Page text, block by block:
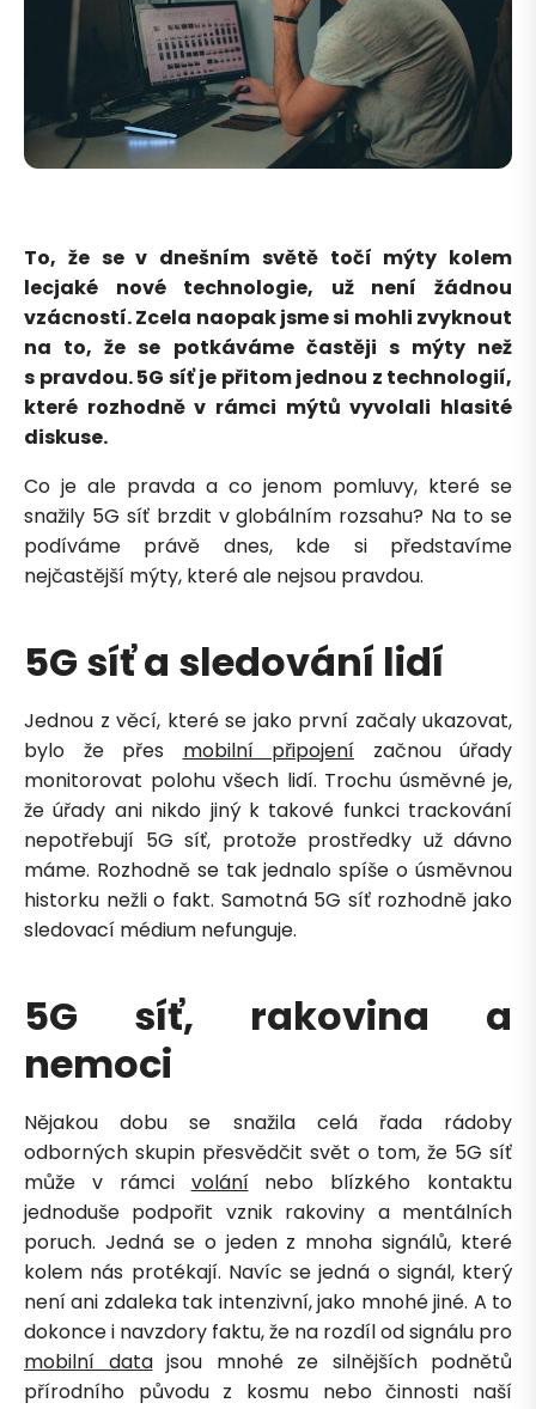
To, že se v dnešním světě točí mýty kolem
lecjaké nové technologie, už není žádnou
vzácností. Zcela naopak jsme si mohli zvyknout
na to, že se potkáváme častěji s mýty než
s pravdou. 5G síť je přitom jednou z technologií,
které rozhodně v rámci mýtů vyvolali hlasité
diskuse.
Co je ale pravda a co jenom pomluvy, které se
snažily 5G síť brzdit v globálním rozsahu? Na to se
podíváme právě dnes, kde si představíme
nejčastější mýty, které ale nejsou pravdou.
5G síť a sledování lidí
Jednou z věcí, které se jako první začaly ukazovat,
bylo že přes mobilní připojení začnou úřady
monitorovat polohu všech lidí. Trochu úsměvné je,
že úřady ani nikdo jiný k takové funkci trackování
nepotřebují 5G síť, protože prostředky už dávno
máme. Rozhodně se tak jednalo spíše o úsměvnou
historku nežli o fakt. Samotná 5G síť rozhodně jako
sledovací médium nefunguje.
5G síť, rakovina a
nemoci
Nějakou dobu se snažila celá řada rádoby
odborných skupin přesvědčit svět o tom, že 5G síť
může v rámci volánínebo blízkého kontaktu
jednoduše podpořit vznik rakoviny a mentálních
poruch. Jedná se o jeden z mnoha signálů, které
kolem nás protékají. Navíc se jedná o signál, který
není ani zdaleka tak intenzivní, jako mnohé jiné. A to
dokonce i navzdory faktu, že na rozdíl od signálu pro
mobilní datajsou mnohé ze silnějších podnětů
přírodního původu z kosmu nebo činnosti naší
PN Petra je online
Zavolá do 2 minut · Po–Pá 8–18